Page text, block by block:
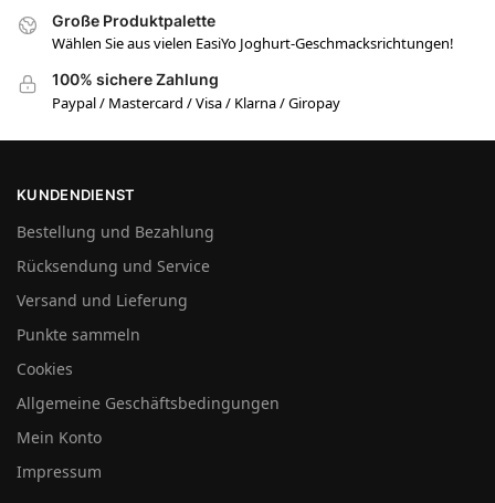
Große Produktpalette
Wählen Sie aus vielen EasiYo Joghurt-Geschmacksrichtungen!
100% sichere Zahlung
Paypal / Mastercard / Visa / Klarna / Giropay
KUNDENDIENST
Bestellung und Bezahlung
Rücksendung und Service
Versand und Lieferung
Punkte sammeln
Cookies
Allgemeine Geschäftsbedingungen
Mein Konto
Impressum